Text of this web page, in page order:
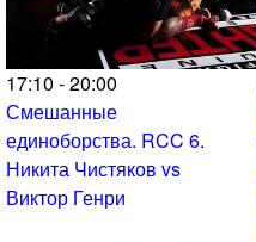
17:10 - 20:00
Смешанные
единоборства. RCC 6.
Никита Чистяков vs
Виктор Генри